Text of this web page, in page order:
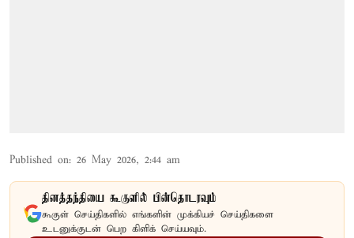
Published on: 26 May 2026, 2:44 am
தினத்தந்தியை கூகுளில் பின்தொடரவும்
கூகுள் செய்திகளில் எங்களின் முக்கியச் செய்திகளை
உடனுக்குடன் பெற கிளிக் செய்யவும்.